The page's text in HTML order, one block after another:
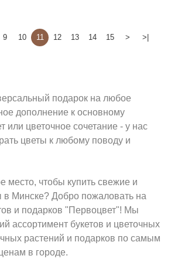
9 10 11 12 13 14 15 > >|
подарок на любое
дополнение к основному
или цветочное сочетание - у нас
цветы к любому поводу и
место, чтобы купить свежие и
в Минске? Добро пожаловать на
и подарков "Первоцвет"! Мы
ассортимент букетов и цветочных
растений и подарков по самым
в городе.